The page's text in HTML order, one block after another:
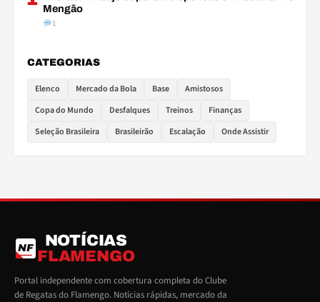
Mengão
1
CATEGORIAS
Elenco Mercado da Bola Base
Amistosos
Copa do Mundo
Desfalques Treinos
Finanças
Seleção Brasileira
Brasileirão Escalação Onde Assistir
NF
NOTÍCIAS
FLAMENGO
Portal independente com cobertura completa do Clube
de Regatas do Flamengo. Notícias rápidas, mercado da